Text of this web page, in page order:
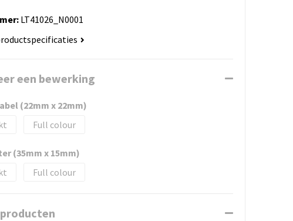
LT41026_N0001
een bewerking
(22mm x 22mm)
Full colour
(35mm x 15mm)
Full colour